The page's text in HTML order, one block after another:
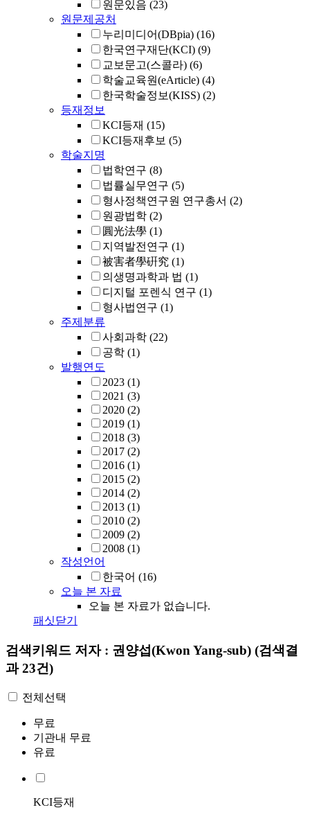
원문있음 (23)
원문제공처
누리미디어(DBpia) (16)
한국연구재단(KCI) (9)
교보문고(스콜라) (6)
학술교육원(eArticle) (4)
한국학술정보(KISS) (2)
등재정보
KCI등재 (15)
KCI등재후보 (5)
학술지명
법학연구 (8)
법률실무연구 (5)
형사정책연구원 연구총서 (2)
원광법학 (2)
圓光法學 (1)
지역발전연구 (1)
被害者學硏究 (1)
의생명과학과 법 (1)
디지털 포렌식 연구 (1)
형사법연구 (1)
주제분류
사회과학 (22)
공학 (1)
발행연도
2023 (1)
2021 (3)
2020 (2)
2019 (1)
2018 (3)
2017 (2)
2016 (1)
2015 (2)
2014 (2)
2013 (1)
2010 (2)
2009 (2)
2008 (1)
작성언어
한국어 (16)
오늘 본 자료
오늘 본 자료가 없습니다.
패싯닫기
검색키워드 저자 : 권양섭(Kwon Yang-sub) (검색결
과 23건)
전체선택
무료
기관내 무료
유료
KCI등재